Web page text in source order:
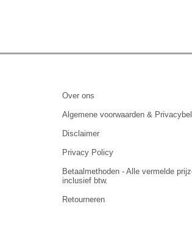
Over ons
Algemene voorwaarden &
Disclaimer
Privacy Policy
Betaalmethoden - Alle vermelde
inclusief btw.
Retourneren